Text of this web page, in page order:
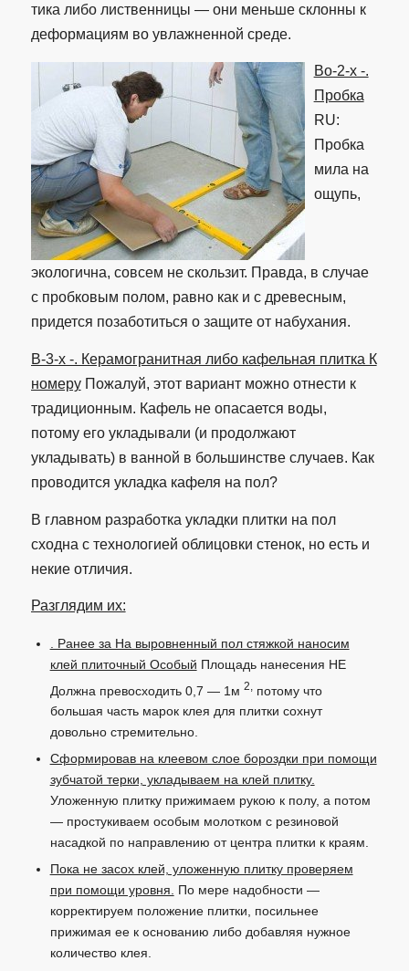
тика либо лиственницы — они меньше склонны к
деформациям во увлажненной среде.
Во-2-х -.
Пробка
RU:
Пробка
мила на
ощупь,
экологична, совсем не скользит. Правда, в случае
с пробковым полом, равно как и с древесным,
придется позаботиться о защите от набухания.
В-3-х -. Керамогранитная либо кафельная плитка К
номеруПожалуй, этот вариант можно отнести к
традиционным. Кафель не опасается воды,
потому его укладывали (и продолжают
укладывать) в ванной в большинстве случаев. Как
проводится укладка кафеля на пол?
В главном разработка укладки плитки на пол
сходна с технологией облицовки стенок, но есть и
некие отличия.
Разглядим их:
. Ранее за На выровненный пол стяжкой наносим
клей плиточный Особый Площадь нанесения НЕ
Должна превосходить 0,7 — 1м 2, потому что
большая часть марок клея для плитки сохнут
довольно стремительно.
Сформировав на клеевом слое бороздки при помощи
зубчатой ​​терки, укладываем на клей плитку.
Уложенную плитку прижимаем рукою к полу, а потом
— простукиваем особым молотком с резиновой
насадкой по направлению от центра плитки к краям.
Пока не засох клей, уложенную плитку проверяем
при помощи уровня. По мере надобности —
корректируем положение плитки, посильнее
прижимая ее к основанию либо добавляя нужное
количество клея.